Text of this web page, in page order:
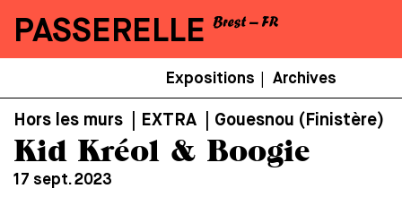
PASSERELLE
Secondaire
Expositions Archives
Hors les murs | EXTRA | Gouesnou (Finistère)
Kid Kréol & Boogie
17 sept. 2023